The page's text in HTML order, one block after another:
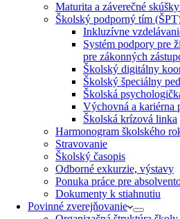
Maturita a záverečné
Školský podporný tím
Inkluzívne
Systém podpory pre
pre zákonných
Školský digitálny
Školský špeciálny
Školská
Výchovná a kariérna
Školská krízová linka
Harmonogram školského
Stravovanie
Školský časopis
Odborné exkurzie, výstavy
Ponuka práce pre
Dokumenty k stiahnutiu
Povinné zverejňovanie